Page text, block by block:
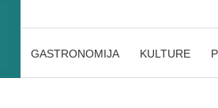
GASTRONOMIJA KULTURE